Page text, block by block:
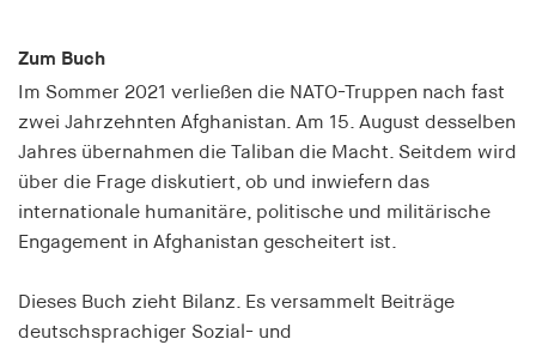
Zum Buch
Im Sommer 2021 verließen die NATO-Truppen nach fast
zwei Jahrzehnten Afghanistan. Am 15. August desselben
Jahres übernahmen die Taliban die Macht. Seitdem wird
über die Frage diskutiert, ob und inwiefern das
internationale humanitäre, politische und militärische
Engagement in Afghanistan gescheitert ist.
Dieses Buch zieht Bilanz. Es versammelt Beiträge
deutschsprachiger Sozial- und
cookie_consent
Anbieter:
hamburger-edition.de
Zweck:
Speichert den Zustimmungsstatus des Benutzers
für Cookies auf der aktuellen Domäne.
1 Jahr